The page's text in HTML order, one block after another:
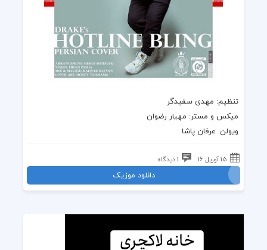
تنظیم: مهدی سفیدگر
میکس و مستر: مهیار رضوان
ویولن: عرفان پاشا
15 آوریل 16 1 دیدگاه
دانلود موزیک